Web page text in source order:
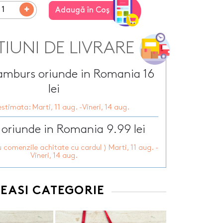
HOT
personalizate
Tirbusoane personalizate
Tocatoare personalizate
Tricouri personalizate
Trofee personalizate
Tablouri canvas
Tablouri motivationale
Adaugă în Coş
DE LIVRARE
oriunde in Romania 16
lei
Marti, 11 aug. -Vineri, 14 aug.
oriunde in Romania 9.99 lei
comenzile achitate cu cardul ) Marti, 11 aug. -
Vineri, 14 aug.
CATEGORIE